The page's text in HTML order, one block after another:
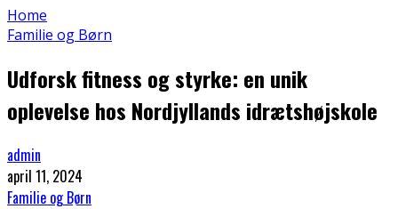
Home
Familie og Børn
Udforsk fitness og styrke: en unik
oplevelse hos Nordjyllands idrætshøjskole
admin
april 11, 2024
Familie og Børn